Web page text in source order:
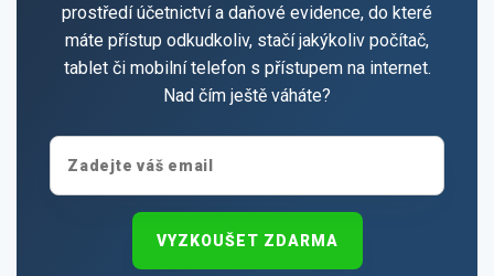
prostředí účetnictví a daňové evidence, do které
máte přístup odkudkoliv, stačí jakýkoliv počítač,
tablet či mobilní telefon s přístupem na internet.
Nad čím ještě váháte?
VYZKOUŠET ZDARMA